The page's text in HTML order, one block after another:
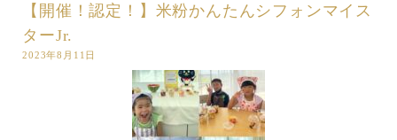
【開催！認定！】米粉かんたんシフォンマイス
ターJr.
2023年8月11日